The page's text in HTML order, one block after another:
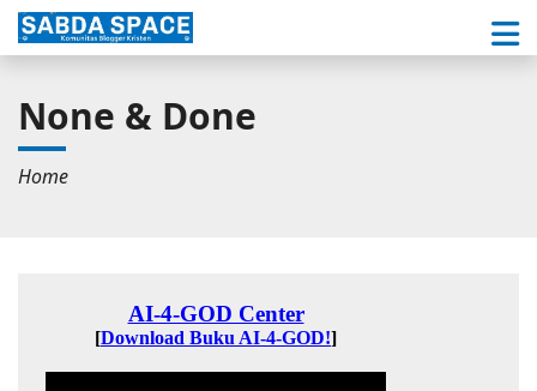
None & Done
Home